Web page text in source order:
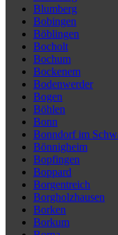
Blumberg
Bobingen
Böblingen
Bocholt
Bochum
Bockenem
Bodenwerder
Bogen
Böhlen
Bonn
Bonndorf im
Bönnigheim
Bopfingen
Boppard
Borgentreich
Borgholzhausen
Borken
Borkum